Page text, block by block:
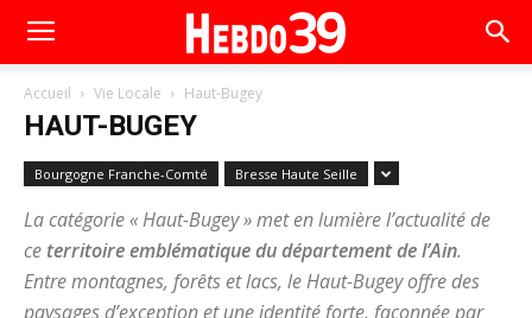
Accueil Vie Locale Haut-Bugey
HAUT-BUGEY
Bourgogne Franche-Comté Bresse Haute Seille
La catégorie « Haut-Bugey » met en lumière l’actualité de
ce territoire emblématique du département de l’Ain.
Entre montagnes, forêts et lacs, le Haut-Bugey offre des
paysages d’exception et une identité forte, façonnée par